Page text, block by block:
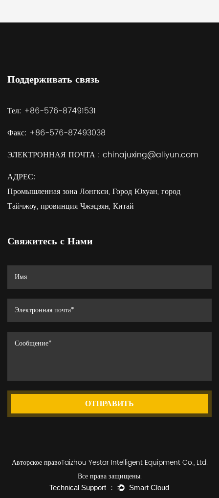
Поддерживать связь
Тел: +86-576-87491531
Факс: +86-576-87493038
ЭЛЕКТРОННАЯ ПОЧТА : chinajuxing@aliyun.com
АДРЕС:
Промышленная зона Лонгкси, Город Юхуан, город
Тайчжоу, провинция Чжэцзян, Китай
Свяжитесь с Нами
ОТПРАВИТЬ
Авторское правоTaizhou Yestar Intelligent Equipment Co., Ltd.
Все права защищены.